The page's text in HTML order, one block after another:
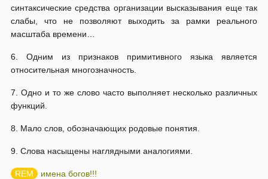
синтаксические средства организации высказывания еще так
слабы, что не позволяют выходить за рамки реального
масштаба времени…
6. Одним из признаков примитивного языка является
относительная многозначность.
7. Одно и то же слово часто выполняет несколько различных
функций.
8. Мало слов, обозначающих родовые понятия.
9. Слова насыщены наглядными аналогиями.
имена богов!!!